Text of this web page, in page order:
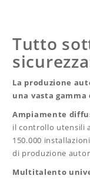
Tutto
La produzione
una vasta
Ampiamente
il controllo utensili
150.000
di produzione
Multitalento